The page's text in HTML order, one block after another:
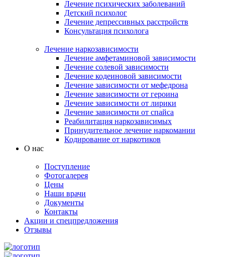
Лечение психических заболеваний
Детский психолог
Лечение депрессивных расстройств
Консультация психолога
Лечение наркозависимости
Лечение амфетаминовой зависимости
Лечение солевой зависимости
Лечение кодеиновой зависимости
Лечение зависимости от мефедрона
Лечение зависимости от героина
Лечение зависимости от лирики
Лечение зависимости от спайса
Реабилитация наркозависимых
Принудительное лечение наркомании
Кодирование от наркотиков
О нас
Поступление
Фотогалерея
Цены
Наши врачи
Документы
Контакты
Акции и спецпредложения
Отзывы